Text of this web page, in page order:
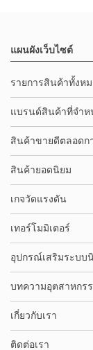
แผนผังเว็บไซต์
รายการสินค้าทั้งห
แบรนด์สินค้าที่จำห
สินค้าขายดีตลอดก
สินค้ายอดนิยม
เกจวัดแรงดัน
เทอร์โมมิเตอร์
อุปกรณ์เสริมระบบ
บทความอุตสาหกร
เกี่ยวกับเรา
ติดต่อเรา